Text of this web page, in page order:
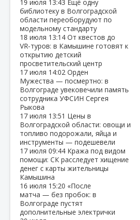
19 июля 13:43 Ещё одну
библиотеку в Волгоградской
области переоборудуют по
модельному стандарту
18 июля 13:14 От квестов до
VR‑туров: в Камышине готовят к
открытию детский
просветительский центр
17 июля 14:02 Орден
Мужества — посмертно: в
Волгограде увековечили память
сотрудника УФСИН Сергея
Рыкова
17 июля 13:51 Цены в
Волгоградской области: овощи и
топливо подорожали, яйца и
инструменты — подешевели
17 июля 09:44 Кража под видом
помощи: СК расследует хищение
денег с карты жительницы
Камышина
16 июля 15:20 «После
матча — без пробок: в
Волгограде пустят
дополнительные электрички